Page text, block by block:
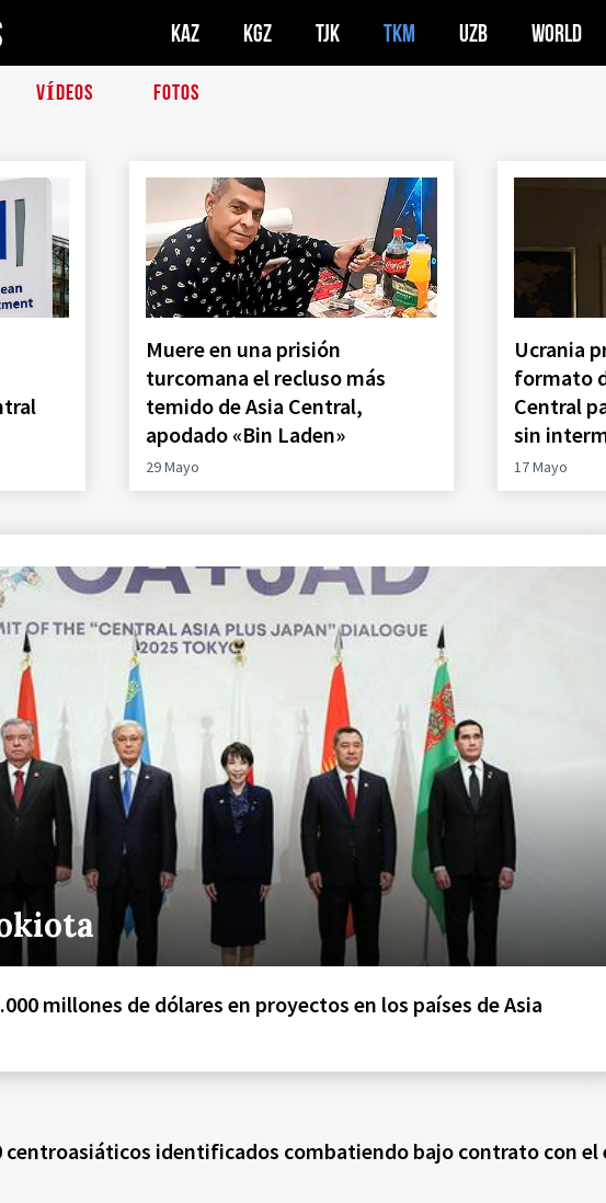
KAZ KGZ TJK TKM UZB WORLD
VÍDEOS FOTOS
Muere en una prisión
turcomana el recluso más
temido de Asia Central,
apodado «Bin Laden»
29 Mayo
Ucrania
formato
Central
sin
17 Mayo
millones de dólares en proyectos en los países de Asia
centroasiáticos identificados combatiendo bajo contrato con